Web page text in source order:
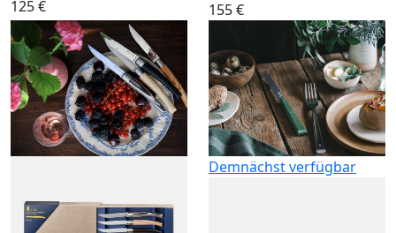
125 € 155 €
Demnächst verfügbar